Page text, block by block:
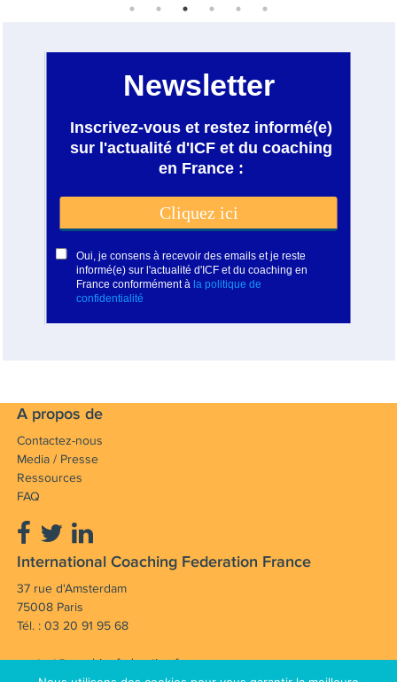
A propos de
Contactez-nous
Media / Presse
Ressources
FAQ
International Coaching Federation France
37 rue d'Amsterdam
75008 Paris
Tél. : 03 20 91 95 68
contact@coachingfederation.fr